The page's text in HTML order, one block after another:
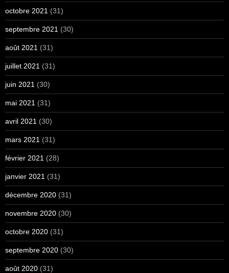
octobre 2021 (31)
septembre 2021 (30)
août 2021 (31)
juillet 2021 (31)
juin 2021 (30)
mai 2021 (31)
avril 2021 (30)
mars 2021 (31)
février 2021 (28)
janvier 2021 (31)
décembre 2020 (31)
novembre 2020 (30)
octobre 2020 (31)
septembre 2020 (30)
août 2020 (31)